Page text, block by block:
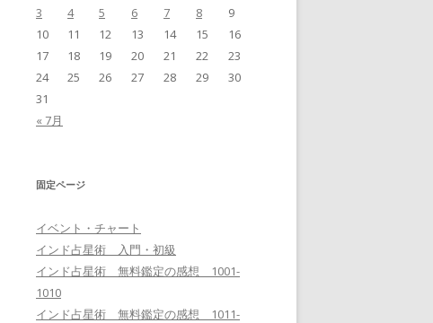
« 7月
3
4 5 6 7 8
9
10
11 12 13 14 15
16
17
18 19 20 21 22
23
24
25 26 27 28 29
30
31
固定ページ
イベント・チャート
インド占星術 入門・初級
インド占星術 無料鑑定の感想 1001-
1010
インド占星術 無料鑑定の感想 1011-